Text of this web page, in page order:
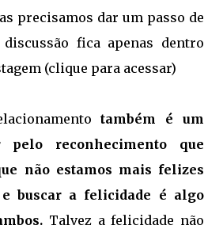
precisamos dar um passo de
fica apenas dentro
(clique para acessar)
também é um
pelo reconhecimento que
não estamos mais felizes
buscar a felicidade é algo
Talvez a felicidade não